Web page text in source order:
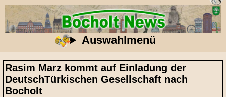
Auswahlmenü
Rasim Marz kommt auf Einladung der
DeutschTürkischen Gesellschaft nach
Bocholt